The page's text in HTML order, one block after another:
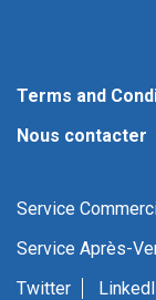
Terms and
Nous contacter
Service
Service Après-
Twitter